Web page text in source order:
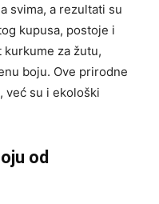
svima, a rezultati su
kupusa, postoje i
za žutu,
boju. Ove prirodne
već su i ekološki
od